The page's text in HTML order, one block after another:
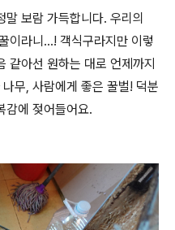
보람 가득합니다. 우리의
이라니...! 객식구라지만 이렇
같아선 원하는 대로 언제까지
무, 사람에게 좋은 꿀벌! 덕분
감에 젖어들어요.